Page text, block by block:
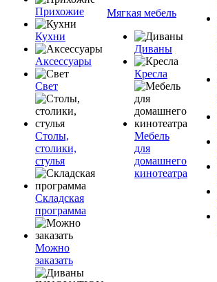
Прихожие
Кухни
Аксессуары
Свет
Столы,
столики,
стулья
Складская
программа
Можно
заказать
Мягкая мебель
Диваны
Кресла
Мебель
для
домашнего
кинотеатра